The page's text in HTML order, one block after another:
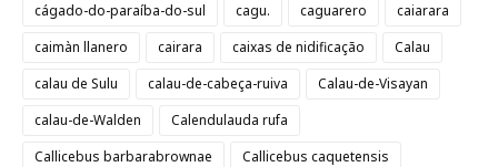
cágado-do-paraíba-do-sul
cagu. caguarero
caiarara
caimàn llanero
cairara caixas de nidificação
Calau
calau de Sulu
calau-de-cabeça-ruiva
Calau-de-Visayan
calau-de-Walden
Calendulauda rufa
Callicebus barbarabrownae
Callicebus caquetensis